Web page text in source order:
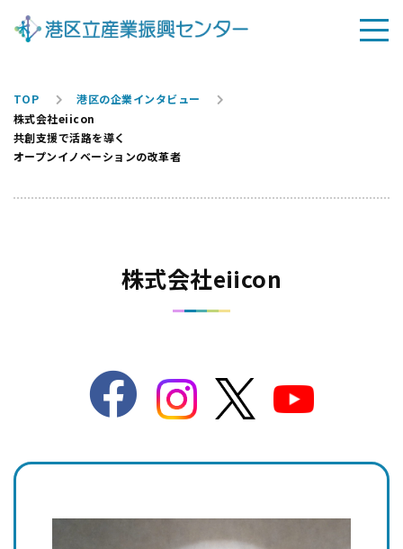
TOP
港区の企業インタビュー
株式会社eiicon
共創支援で活路を導く
オープンイノベーションの改革者
株式会社eiicon